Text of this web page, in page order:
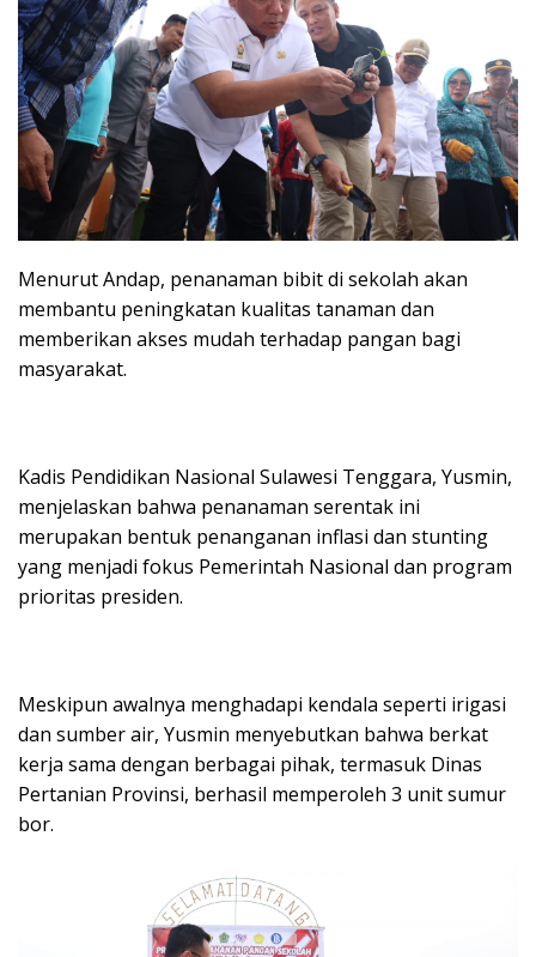
Menurut Andap, penanaman bibit di sekolah akan
membantu peningkatan kualitas tanaman dan
memberikan akses mudah terhadap pangan bagi
masyarakat.
Kadis Pendidikan Nasional Sulawesi Tenggara, Yusmin,
menjelaskan bahwa penanaman serentak ini
merupakan bentuk penanganan inflasi dan stunting
yang menjadi fokus Pemerintah Nasional dan program
prioritas presiden.
Meskipun awalnya menghadapi kendala seperti irigasi
dan sumber air, Yusmin menyebutkan bahwa berkat
kerja sama dengan berbagai pihak, termasuk Dinas
Pertanian Provinsi, berhasil memperoleh 3 unit sumur
bor.